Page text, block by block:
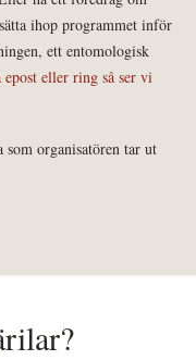
ihop programmet inför
ett entomologisk
epost eller ring så ser vi
som organisatören tar ut